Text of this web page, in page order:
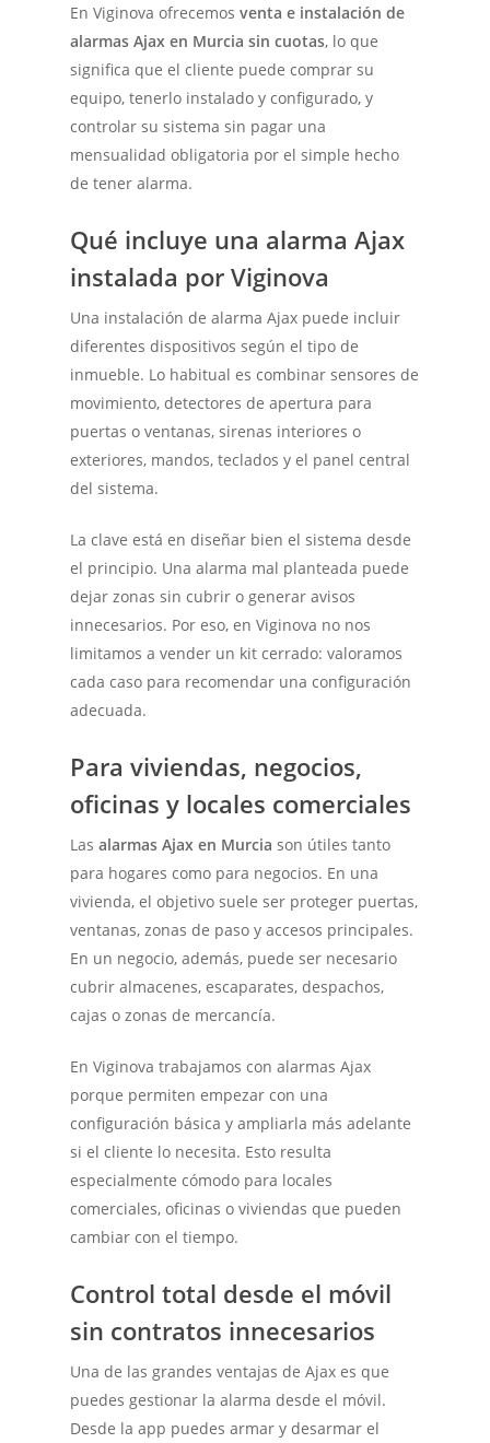
En Viginova ofrecemosventa e instalación de
alarmas Ajax en Murcia sin cuotas, lo que
significa que el cliente puede comprar su
equipo, tenerlo instalado y configurado, y
controlar su sistema sin pagar una
mensualidad obligatoria por el simple hecho
de tener alarma.
Qué incluye una alarma Ajax
instalada por Viginova
Una instalación de alarma Ajax puede incluir
diferentes dispositivos según el tipo de
inmueble. Lo habitual es combinar sensores de
movimiento, detectores de apertura para
puertas o ventanas, sirenas interiores o
exteriores, mandos, teclados y el panel central
del sistema.
La clave está en diseñar bien el sistema desde
el principio. Una alarma mal planteada puede
dejar zonas sin cubrir o generar avisos
innecesarios. Por eso, en Viginova no nos
limitamos a vender un kit cerrado: valoramos
cada caso para recomendar una configuración
adecuada.
Para viviendas, negocios,
oficinas y locales comerciales
Lasalarmas Ajax en Murcia son útiles tanto
para hogares como para negocios. En una
vivienda, el objetivo suele ser proteger puertas,
ventanas, zonas de paso y accesos principales.
En un negocio, además, puede ser necesario
cubrir almacenes, escaparates, despachos,
cajas o zonas de mercancía.
En Viginova trabajamos con alarmas Ajax
porque permiten empezar con una
configuración básica y ampliarla más adelante
si el cliente lo necesita. Esto resulta
especialmente cómodo para locales
comerciales, oficinas o viviendas que pueden
cambiar con el tiempo.
Control total desde el móvil
sin contratos innecesarios
Una de las grandes ventajas de Ajax es que
puedes gestionar la alarma desde el móvil.
Desde la app puedes armar y desarmar el